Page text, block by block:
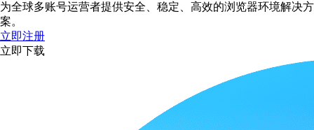
为全球多账号运营者提供安全、稳定、高效的浏览器环境解决方
案。
立即注册
立即下载